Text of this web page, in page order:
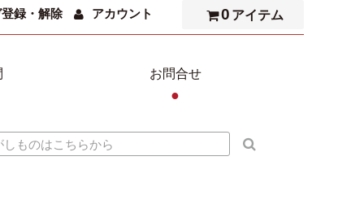
録・解除 アカウント 0 アイテム
お問合せ
●